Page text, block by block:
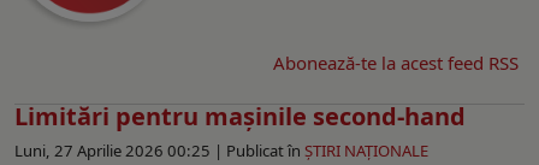
Abonează-te la acest feed RSS
Limitări pentru mașinile second-hand
Luni, 27 Aprilie 2026 00:25 | Publicat în ŞTIRI NAŢIONALE